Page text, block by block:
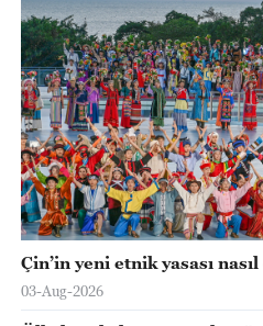
Çin’in yeni etnik yasası
03-Aug-2026